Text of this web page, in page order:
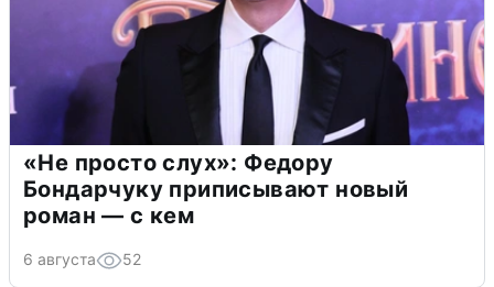
«Не просто слух»: Федору
Бондарчуку приписывают новый
роман — с кем
6 августа 52